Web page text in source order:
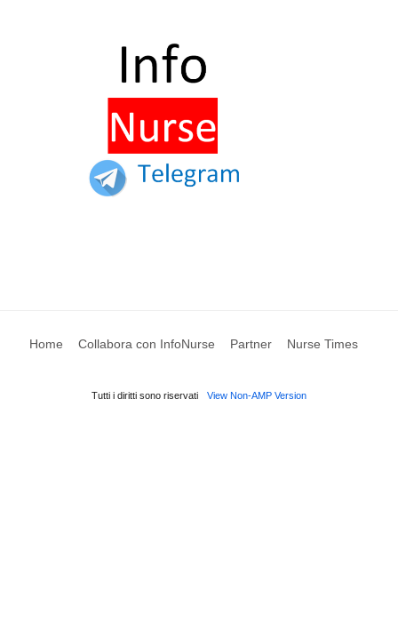
Home Collabora con InfoNurse Partner Nurse Times
Tutti i diritti sono riservati View Non-AMP Version